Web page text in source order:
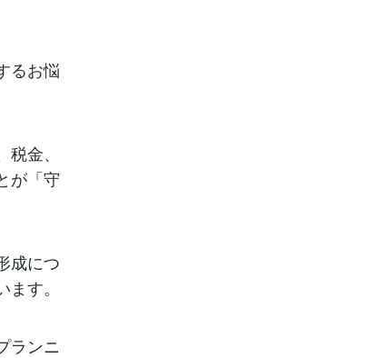
るお悩
金、
が「守
成につ
す。
ランニ